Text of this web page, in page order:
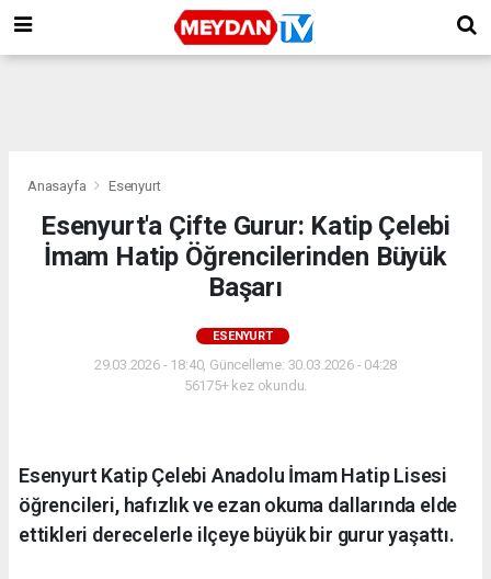
Anasayfa Esenyurt
Esenyurt'a Çifte Gurur: Katip Çelebi
İmam Hatip Öğrencilerinden Büyük
Başarı
ESENYURT
29.03.2026 - 18:40, Güncelleme: 30.03.2026 - 04:28
56175+ kez okundu.
Esenyurt Katip Çelebi Anadolu İmam Hatip Lisesi
öğrencileri, hafızlık ve ezan okuma dallarında elde
ettikleri derecelerle ilçeye büyük bir gurur yaşattı.